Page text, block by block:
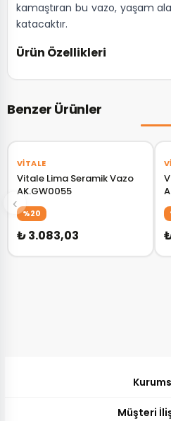
kamaştıran bu vazo, yaşam
katacaktır.
Ürün Özellikleri
Benzer Ürünler
‹
VITALE
Vitale Lima Seramik Vazo
AK.GW0055
%20
₺ 3.083,03
Müşteri